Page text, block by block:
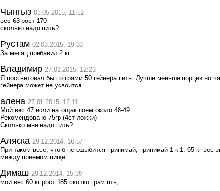
Чынгыз 03.05.2015, 11:52
вес 63 рост 170
сколько надо пить?
Рустам 02.03.2015, 19:33
За месяц прибавил 2 кг
Владимир 27.01.2015, 12:23
Я посоветовал бы по грамм 50 гейнера пить. Лучше меньше порции но
гейнера может не усвоится.
алена 27.01.2015, 12:11
Мой вес 47 если натощак поем около 48-49
Рекомендовано 75гр (4ст ложки)
Сколько мне надо пить?
Аляска 29.12.2014, 16:57
При таком весе, что б не ошыбится принимай, принимай 1 к 1. 65 кг вес
между приемом пищи.
Димаш 29.12.2014, 15:39
мои вес 60 кг рост 185 сколко грам пть,